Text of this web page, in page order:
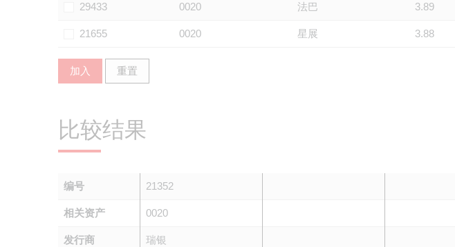
29433 0020 法巴 3.89
21655 0020 星展 3.88
加入 重置
比较结果
编号 21352
相关资产 0020
发行商 瑞银